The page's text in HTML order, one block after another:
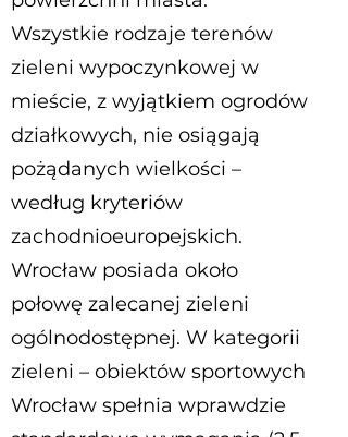
Wszystkie rodzaje terenów
zieleni wypoczynkowej w
mieście, z wyjątkiem ogrodów
działkowych, nie osiągają
pożądanych wielkości –
według kryteriów
zachodnioeuropejskich.
Wrocław posiada około
połowę zalecanej zieleni
ogólnodostępnej. W kategorii
zieleni – obiektów sportowych
Wrocław spełnia wprawdzie